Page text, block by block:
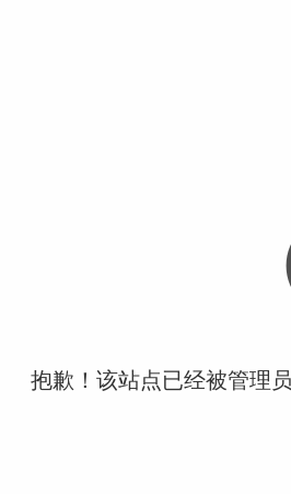
抱歉！该站点已经被管理